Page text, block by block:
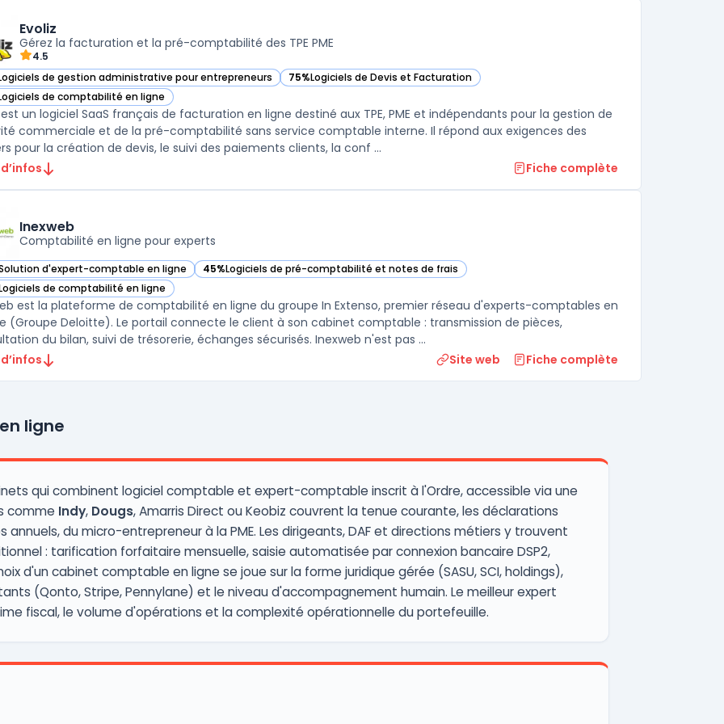
Evoliz
Gérez la facturation et la pré-comptabilité des TPE PME
4.5
de gestion administrative pour entrepreneurs
Evoliz dans cette catégorie 75%Logiciels de Devis et Facturation
— voir Evoliz dans cette catégorie
de comptabilité en ligne
Evoliz dans cette catégorie
est un logiciel SaaS français de facturation en ligne destiné aux TPE, PME et indépendants pour la gestion de
commerciale et de la pré-comptabilité sans service comptable interne. Il répond aux exigences des
pour la création de devis, le suivi des paiements clients, la conf ...
Fiche complète
Inexweb
Comptabilité en ligne pour experts
d'expert-comptable en ligne
Inexweb dans cette catégorie 45%Logiciels de pré-comptabilité et notes de frais
— voir Inexweb dans cette catégorie
de comptabilité en ligne
Inexweb dans cette catégorie
est la plateforme de comptabilité en ligne du groupe In Extenso, premier réseau d'experts-comptables en
(Groupe Deloitte). Le portail connecte le client à son cabinet comptable : transmission de pièces,
consultation du bilan, suivi de trésorerie, échanges sécurisés. Inexweb n'est pas ...
Site web Fiche complète
ligne
qui combinent logiciel comptable et expert-comptable inscrit à l'Ordre, accessible via une
comme Indy, Dougs, Amarris Direct ou Keobiz couvrent la tenue courante, les déclarations
du micro-entrepreneur à la PME. Les dirigeants, DAF et directions métiers y trouvent
: tarification forfaitaire mensuelle, saisie automatisée par connexion bancaire DSP2,
d'un cabinet comptable en ligne se joue sur la forme juridique gérée (SASU, SCI, holdings),
(Qonto, Stripe, Pennylane) et le niveau d'accompagnement humain. Le meilleur expert
fiscal, le volume d'opérations et la complexité opérationnelle du portefeuille.